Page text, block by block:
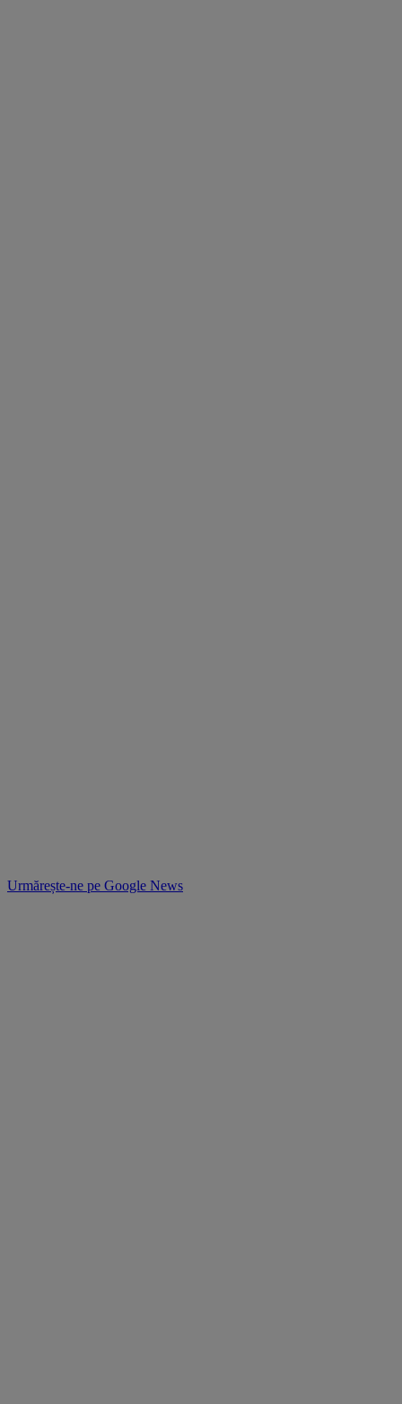
Urmărește-ne pe Google News